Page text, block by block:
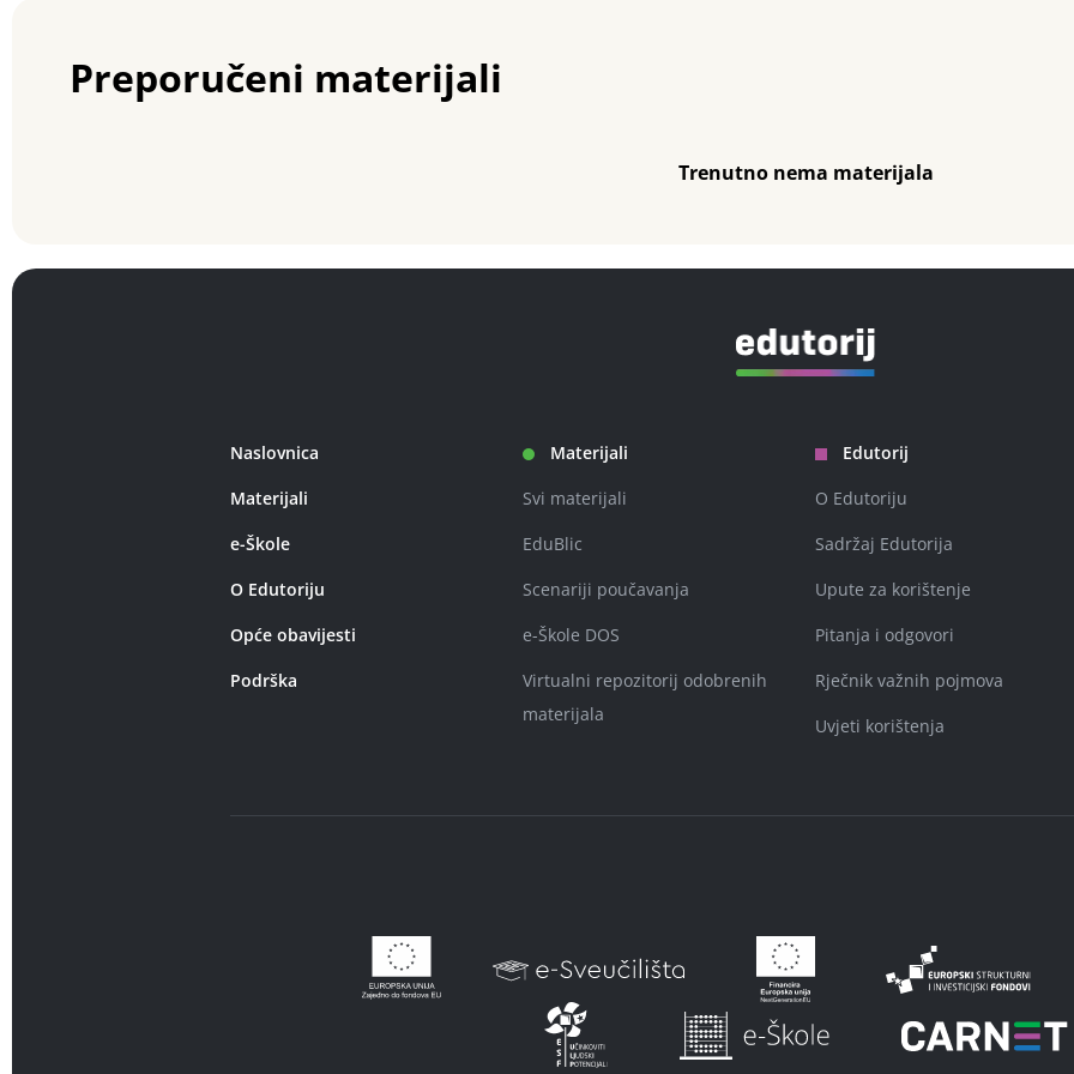
Preporučeni materijali
Trenutno nema materijala
Naslovnica
Materijali
e-Škole
O Edutoriju
Opće obavijesti
Podrška
Materijali
Svi materijali
EduBlic
Scenariji poučavanja
e-Škole DOS
Virtualni repozitorij odobrenih
materijala
Edutorij
O Edutoriju
Sadržaj Edutorija
Upute za korištenje
Pitanja i odgovori
Rječnik važnih pojmova
Uvjeti korištenja